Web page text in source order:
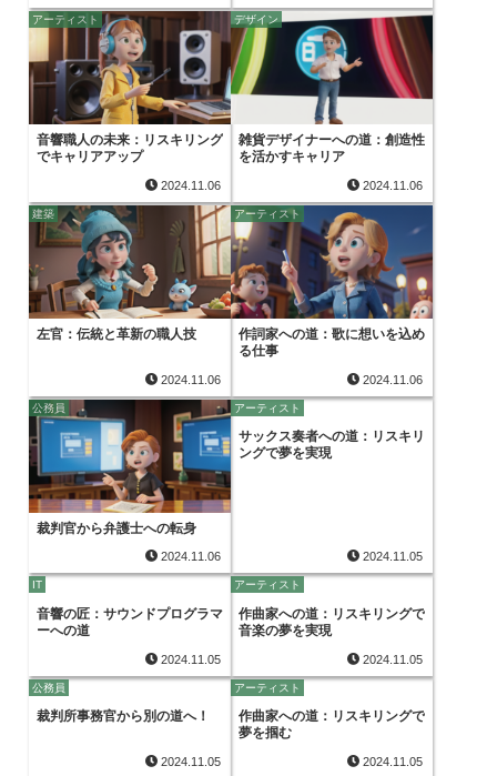
アーティスト
音響職人の未来：リスキリング
でキャリアアップ
2024.11.06
デザイン
雑貨デザイナーへの道：創造性
を活かすキャリア
2024.11.06
建築
左官：伝統と革新の職人技
2024.11.06
アーティスト
作詞家への道：歌に想いを込め
る仕事
2024.11.06
公務員
裁判官から弁護士への転身
2024.11.06
アーティスト
サックス奏者への道：リスキリ
ングで夢を実現
2024.11.05
IT
音響の匠：サウンドプログラマ
ーへの道
2024.11.05
アーティスト
作曲家への道：リスキリングで
音楽の夢を実現
2024.11.05
公務員
裁判所事務官から別の道へ！
2024.11.05
アーティスト
作曲家への道：リスキリングで
夢を掴む
2024.11.05